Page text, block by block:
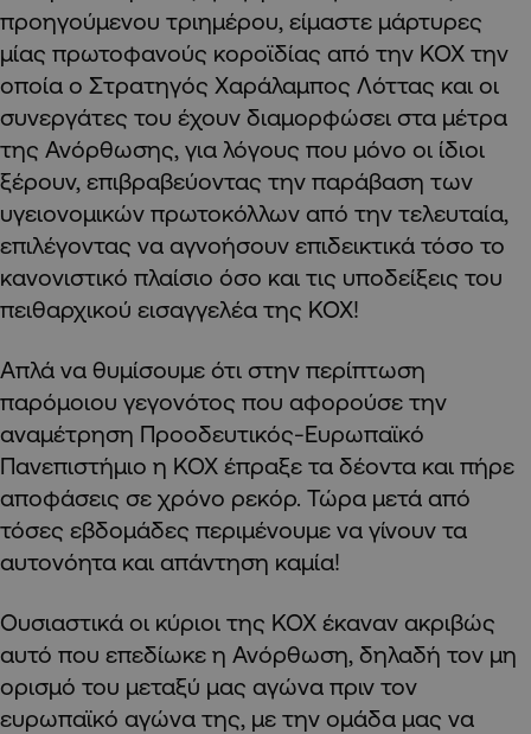
προηγούμενου τριημέρου, είμαστε μάρτυρες
μίας πρωτοφανούς κοροϊδίας από την ΚΟΧ την
οποία ο Στρατηγός Χαράλαμπος Λόττας και οι
συνεργάτες του έχουν διαμορφώσει στα μέτρα
της Ανόρθωσης, για λόγους που μόνο οι ίδιοι
ξέρουν, επιβραβεύοντας την παράβαση των
υγειονομικών πρωτοκόλλων από την τελευταία,
επιλέγοντας να αγνοήσουν επιδεικτικά τόσο το
κανονιστικό πλαίσιο όσο και τις υποδείξεις του
πειθαρχικού εισαγγελέα της ΚΟΧ!
Απλά να θυμίσουμε ότι στην περίπτωση
παρόμοιου γεγονότος που αφορούσε την
αναμέτρηση Προοδευτικός-Ευρωπαϊκό
Πανεπιστήμιο η ΚΟΧ έπραξε τα δέοντα και πήρε
αποφάσεις σε χρόνο ρεκόρ. Τώρα μετά από
τόσες εβδομάδες περιμένουμε να γίνουν τα
αυτονόητα και απάντηση καμία!
Ουσιαστικά οι κύριοι της ΚΟΧ έκαναν ακριβώς
αυτό που επεδίωκε η Ανόρθωση, δηλαδή τον μη
ορισμό του μεταξύ μας αγώνα πριν τον
ευρωπαϊκό αγώνα της, με την ομάδα μας να